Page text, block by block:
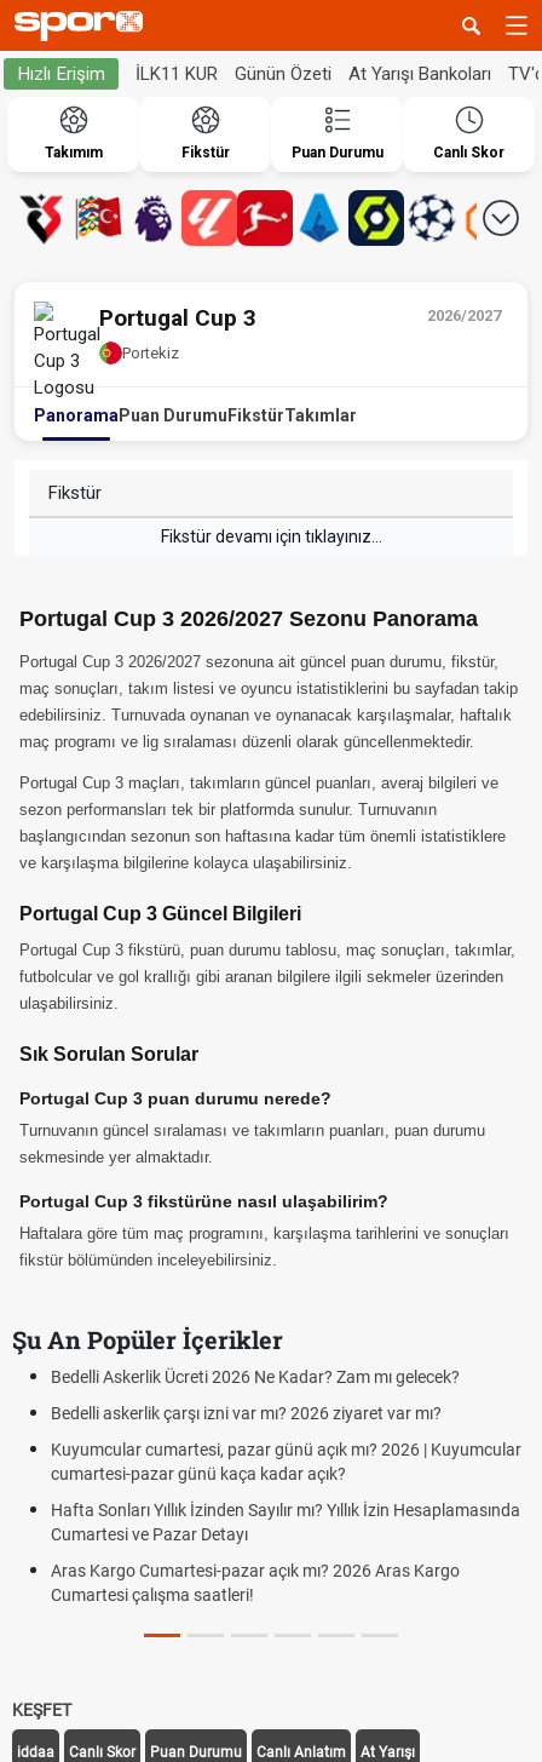
Hızlı Erişim İLK11 KUR Günün Özeti At Yarışı Bankoları
Takımım Fikstür Puan Durumu Canlı Skor
2026/2027
Portugal Cup 3
Portekiz
Panorama Puan Durumu FikstürTakımlar
Fikstür
Fikstür devamı için tıklayınız...
Portugal Cup 3 2026/2027 Sezonu Panorama
Portugal Cup 3 2026/2027 sezonuna ait güncel puan durumu, fikstür,
maç sonuçları, takım listesi ve oyuncu istatistiklerini bu sayfadan takip
edebilirsiniz. Turnuvada oynanan ve oynanacak karşılaşmalar, haftalık
maç programı ve lig sıralaması düzenli olarak güncellenmektedir.
Portugal Cup 3 maçları, takımların güncel puanları, averaj bilgileri ve
sezon performansları tek bir platformda sunulur. Turnuvanın
başlangıcından sezonun son haftasına kadar tüm önemli istatistiklere
ve karşılaşma bilgilerine kolayca ulaşabilirsiniz.
Portugal Cup 3 Güncel Bilgileri
Portugal Cup 3 fikstürü, puan durumu tablosu, maç sonuçları, takımlar,
futbolcular ve gol krallığı gibi aranan bilgilere ilgili sekmeler üzerinden
ulaşabilirsiniz.
Sık Sorulan Sorular
Portugal Cup 3 puan durumu nerede?
Turnuvanın güncel sıralaması ve takımların puanları, puan durumu
sekmesinde yer almaktadır.
Portugal Cup 3 fikstürüne nasıl ulaşabilirim?
Haftalara göre tüm maç programını, karşılaşma tarihlerini ve sonuçları
fikstür bölümünden inceleyebilirsiniz.
Şu An Popüler İçerikler
Bedelli Askerlik Ücreti 2026 Ne Kadar? Zam mı gelecek?
Bedelli askerlik çarşı izni var mı? 2026 ziyaret var mı?
Kuyumcular cumartesi, pazar günü açık mı? 2026 | Kuyumcular
cumartesi-pazar günü kaça kadar açık?
Hafta Sonları Yıllık İzinden Sayılır mı? Yıllık İzin Hesaplamasında
Cumartesi ve Pazar Detayı
Aras Kargo Cumartesi-pazar açık mı? 2026 Aras Kargo
Cumartesi çalışma saatleri!
KEŞFET
iddaa Canlı Skor Puan Durumu Canlı Anlatım At Yarışı